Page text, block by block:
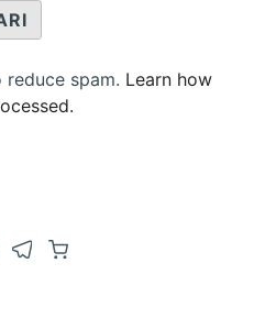
spam. Learn how
ObreCompra